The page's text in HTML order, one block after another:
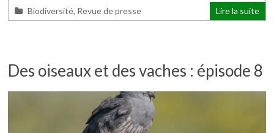
Biodiversité, Revue de presse Lire la suite
Des oiseaux et des vaches : épisode 8